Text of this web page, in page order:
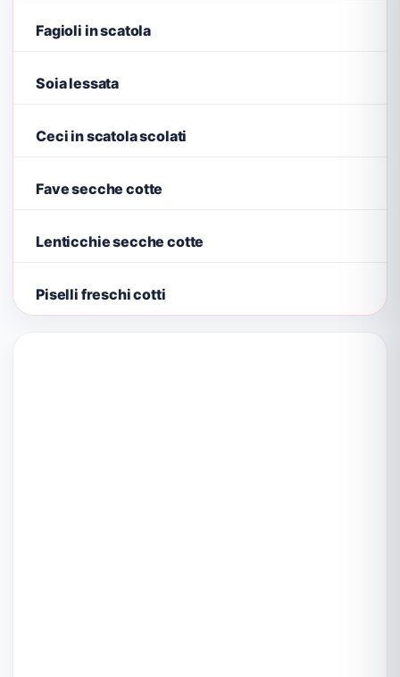
Fagioli in scatola
Soia lessata
Ceci in scatola scolati
Fave secche cotte
Lenticchie secche cotte
Piselli freschi cotti